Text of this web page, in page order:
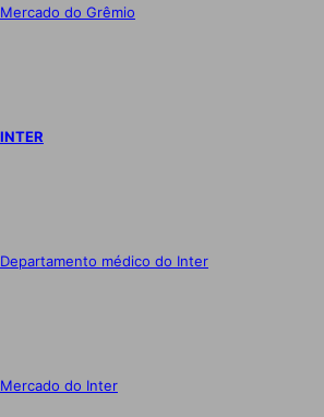
Mercado do Grêmio
INTER
Departamento médico do Inter
Mercado do Inter